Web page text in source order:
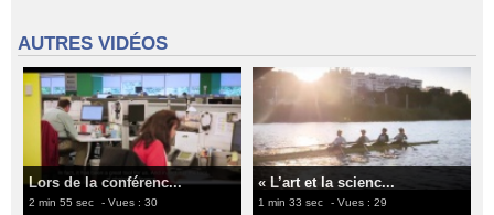
AUTRES VIDÉOS
Lors de la conférenc...
2 min 55 sec - Vues : 30
« L’art et la scienc...
1 min 33 sec - Vues : 29